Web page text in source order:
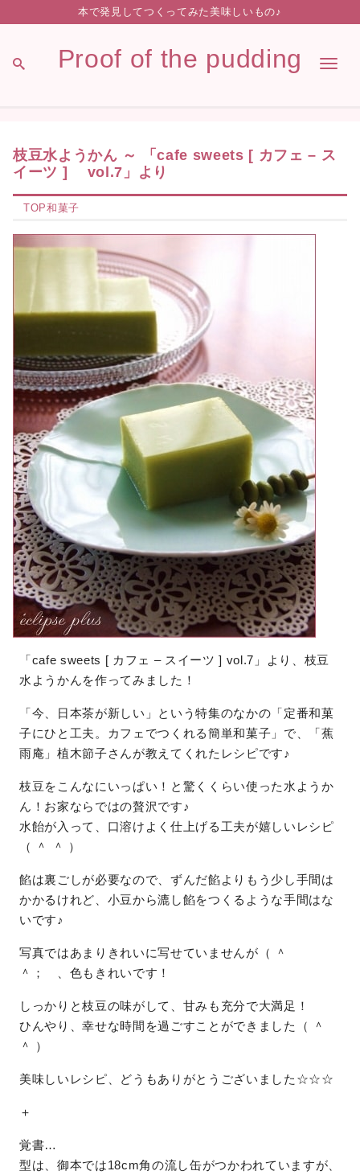
本で発見してつくってみた美味しいもの♪
Proof of the pudding
枝豆水ようかん ～ 「cafe sweets [ カフェ – ス
イーツ ] vol.7」より
TOP和菓子
「cafe sweets [ カフェ – スイーツ ] vol.7」より、枝豆
水ようかんを作ってみました！
「今、日本茶が新しい」という特集のなかの「定番和菓
子にひと工夫。カフェでつくれる簡単和菓子」で、「蕉
雨庵」植木節子さんが教えてくれたレシピです♪
枝豆をこんなにいっぱい！と驚くくらい使った水ようか
ん！お家ならではの贅沢です♪
水飴が入って、口溶けよく仕上げる工夫が嬉しいレシピ
（ ＾ ＾ ）
餡は裏ごしが必要なので、ずんだ餡よりもう少し手間は
かかるけれど、小豆から漉し餡をつくるような手間はな
いです♪
写真ではあまりきれいに写せていませんが（ ＾
＾； 、色もきれいです！
しっかりと枝豆の味がして、甘みも充分で大満足！
ひんやり、幸せな時間を過ごすことができました（ ＾
＾ ）
美味しいレシピ、どうもありがとうございました☆☆☆
＋
覚書…
型は、御本では18cm角の流し缶がつかわれていますが、